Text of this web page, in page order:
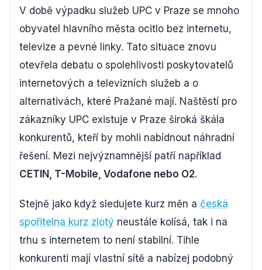
V době výpadku služeb UPC v Praze se mnoho
obyvatel hlavního města ocitlo bez internetu,
televize a pevné linky. Tato situace znovu
otevřela debatu o spolehlivosti poskytovatelů
internetových a televizních služeb a o
alternativách, které Pražané mají. Naštěstí pro
zákazníky UPC existuje v Praze široká škála
konkurentů, kteří by mohli nabídnout náhradní
řešení. Mezi nejvýznamnější patří například
CETIN, T-Mobile, Vodafone nebo O2.
Stejně jako když sledujete kurz měn a česká
spořitelna kurz zlotý neustále kolísá, tak i na
trhu s internetem to není stabilní. Tihle
konkurenti mají vlastní sítě a nabízej podobný